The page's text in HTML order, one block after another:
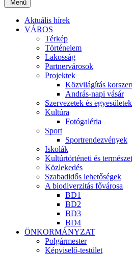
Menü
Aktuális hírek
VÁROS
Térkép
Történelem
Lakosság
Partnervárosok
Projektek
Közvilágítás
András-napi vásár
Szervezetek és egyesületek
Kultúra
Fotógaléria
Sport
Sportrendezvények
Iskolák
Kultúrtörténeti és
Közlekedés
Szabadidős lehetőségek
A biodiverzitás fővárosa
BD1
BD2
BD3
BD4
ÖNKORMÁNYZAT
Polgármester
Képviselő-testület